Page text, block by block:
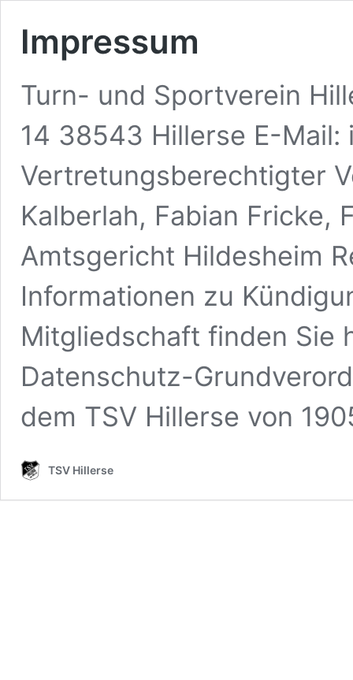
Impressum
Turn- und Sportverein
14 38543 Hillerse E-
Vertretungsberechtigter
Kalberlah, Fabian Fricke,
Amtsgericht Hildesheim
Informationen zu
Mitgliedschaft finden Sie
Datenschutz-
dem TSV Hillerse von
TSV Hillerse